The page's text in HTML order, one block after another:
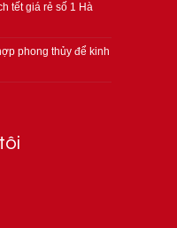
tết giá rẻ số 1 Hà
phong thủy để kinh